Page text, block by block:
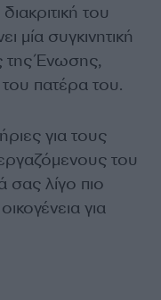
του
μία συγκινητική
της Ένωσης,
πατέρα του.
για τους
του
σας λίγο πιο
για